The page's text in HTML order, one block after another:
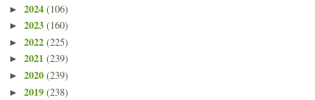
► 2024 (106)
► 2023 (160)
► 2022 (225)
► 2021 (239)
► 2020 (239)
► 2019 (238)